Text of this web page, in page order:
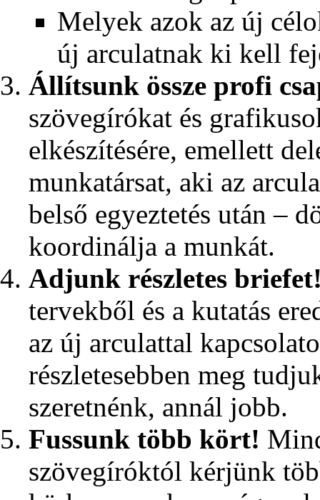
Melyek azok az új
új arculatnak ki kell
Állítsunk össze profi
szövegírókat és
elkészítésére, emellett
munkatársat, aki az
belső egyeztetés után –
koordinálja a munkát.
Adjunk részletes
tervekből és a kutatás
az új arculattal
részletesebben meg
szeretnénk, annál jobb.
Fussunk több kört!
szövegíróktól kérjünk